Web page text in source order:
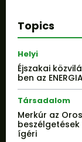
Topics
Helyi
Éjszakai
ben az
Társadalom
Merkúr az
ígéri